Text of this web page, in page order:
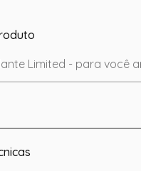
Limited - para você